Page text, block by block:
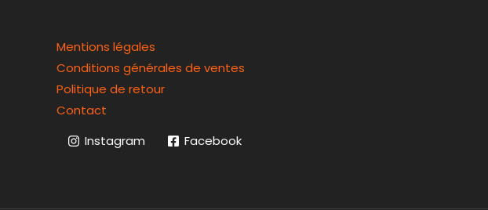
Mentions légales
Conditions générales de ventes
Politique de retour
Contact
Instagram
Facebook